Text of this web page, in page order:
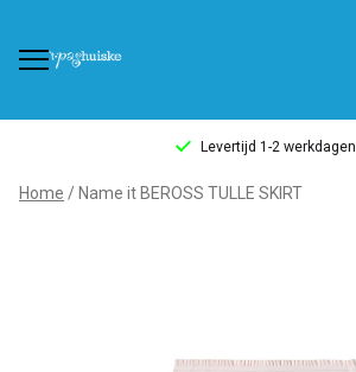
Levertijd 1-2 werkdagen
Name
Home Name it BEROSS TULLE SKIRT